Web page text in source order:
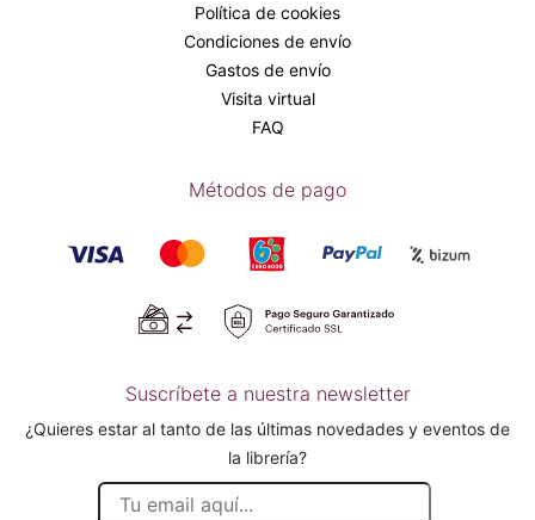
Política de cookies
Condiciones de envío
Gastos de envío
Visita virtual
FAQ
Métodos de pago
Suscríbete a nuestra newsletter
¿Quieres estar al tanto de las últimas novedades y eventos de
la librería?